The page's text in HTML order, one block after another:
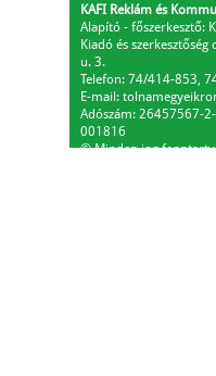
KAFI Reklám és
Alapító - főszerkesztő:
Kiadó és
u. 3.
Telefon: 74/414-853,
E-mail:
Adószám: 26457567-
001816
© Minden jog